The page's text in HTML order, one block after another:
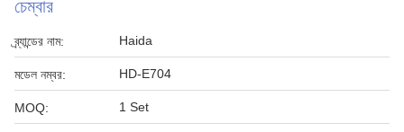
চেম্বার
ব্র্যান্ডের নাম: Haida
মডেল নম্বর: HD-E704
MOQ: 1 Set